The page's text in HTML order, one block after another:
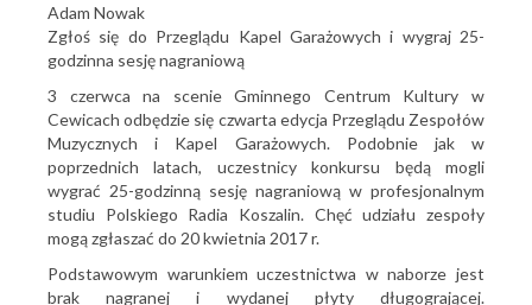
Adam Nowak
Zgłoś się do Przeglądu Kapel Garażowych i wygraj 25-
godzinna sesję nagraniową
3 czerwca na scenie Gminnego Centrum Kultury w
Cewicach odbędzie się czwarta edycja Przeglądu Zespołów
Muzycznych i Kapel Garażowych. Podobnie jak w
poprzednich latach, uczestnicy konkursu będą mogli
wygrać 25-godzinną sesję nagraniową w profesjonalnym
studiu Polskiego Radia Koszalin. Chęć udziału zespoły
mogą zgłaszać do 20 kwietnia 2017 r.
Podstawowym warunkiem uczestnictwa w naborze jest
brak nagranej i wydanej płyty długogrającej.